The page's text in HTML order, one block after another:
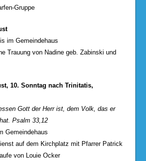
Gruppe
im Gemeindehaus
Trauung von Nadine geb. Zabinski und
10. Sonntag nach Trinitatis,
Gott der Herr ist, dem Volk, das er
Psalm 33,12
Gemeindehaus
auf dem Kirchplatz mit Pfarrer Patrick
von Louie Ocker